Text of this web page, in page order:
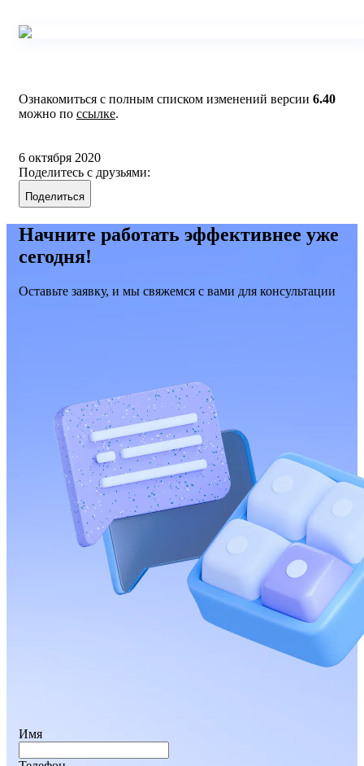
Ознакомиться с полным списком изменений версии 6.40
можно по ссылке.
6 октября 2020
Поделитесь с друзьями:
Поделиться
Начните работать эффективнее уже
сегодня!
Оставьте заявку, и мы свяжемся с вами для консультации
Имя